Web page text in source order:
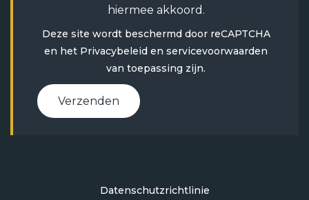
hiermee akkoord.
Deze site wordt beschermd door reCAPTCHA
en het Privacybeleid en servicevoorwaarden
van toepassing zijn.
Verzenden
Datenschutzrichtlinie